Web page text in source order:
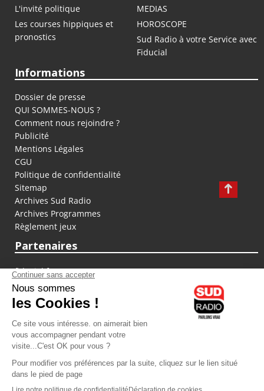
L'invité politique
MEDIAS
Les courses hippiques et
pronostics
HOROSCOPE
Sud Radio à votre Service avec
Fiducial
Informations
Dossier de presse
QUI SOMMES-NOUS ?
Comment nous rejoindre ?
Publicité
Mentions Légales
CGU
Politique de confidentialité
Sitemap
Archives Sud Radio
Archives Programmes
Règlement jeux
Partenaires
fiducial.fr
lyoncapitale.fr
olympique-et-lyonnais.com
L'application Iphone / Android
Téléchargez l'application
Les cookies